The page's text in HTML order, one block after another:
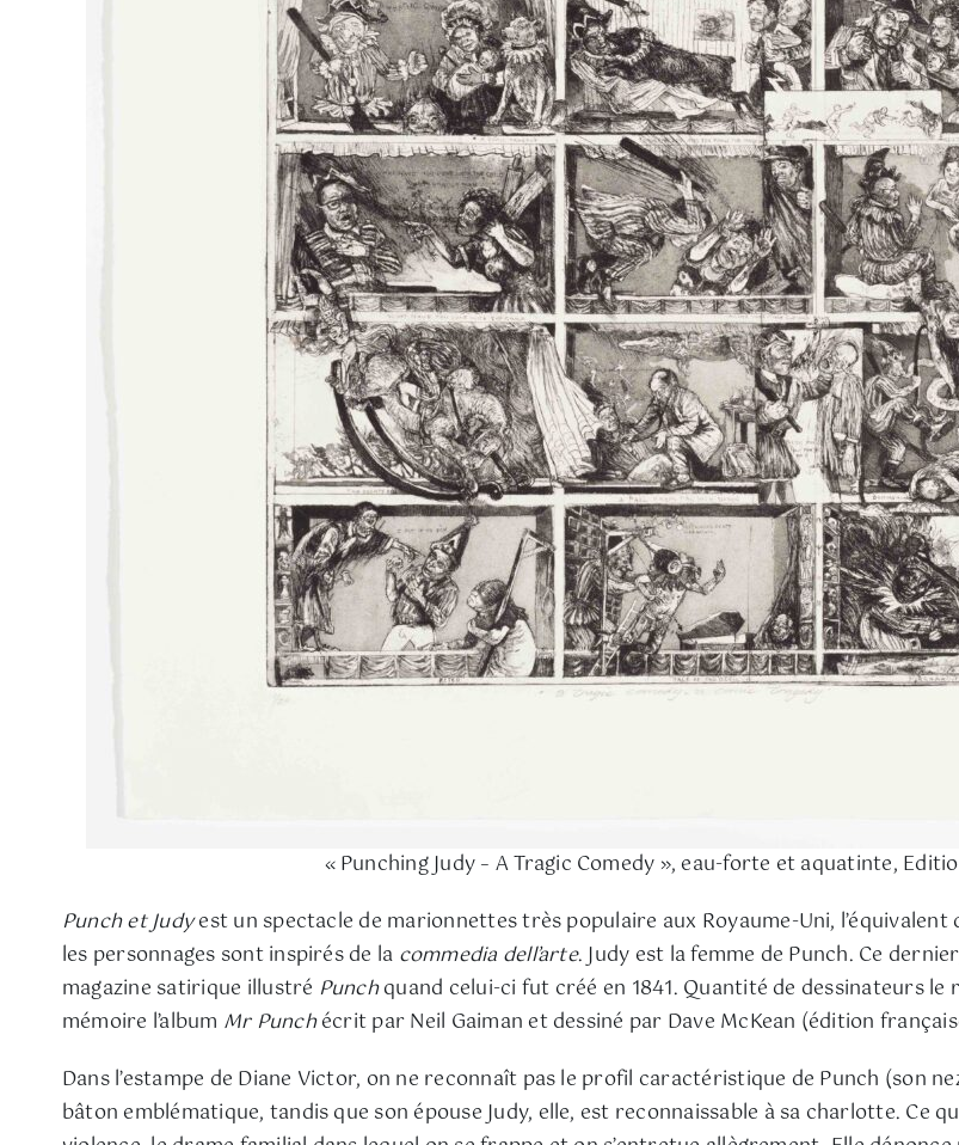
« Punching Judy – A Tragic Comedy », eau-forte et aquatinte,
Punch et Judyest un spectacle de marionnettes très populaire aux Royaume-Uni,
les personnages sont inspirés de la commedia dell’arte. Judy est la femme de Punch. Ce
magazine satirique illustré Punchquand celui-ci fut créé en 1841. Quantité de dessinateurs
mémoire l’album Mr Punchécrit par Neil Gaiman et dessiné par Dave McKean (édition
Dans l’estampe de Diane Victor, on ne reconnaît pas le profil caractéristique de Punch (son
bâton emblématique, tandis que son épouse Judy, elle, est reconnaissable à sa charlotte. Ce